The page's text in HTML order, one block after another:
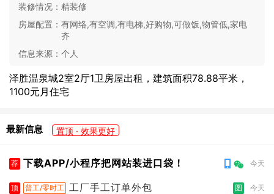
装修情况： 精装修
房屋配置： 有网络,有空调,有电梯,好购物,可做饭,物管低,家电
齐
信息来源： 个人
泽胜温泉城2室2厅1卫房屋出租，建筑面积78.88平米，
1100元月住宅
最新信息 置顶 · 效果更好
荐 下载APP/小程序把网站装进口袋！ 今天
顶 普工/零时工 工厂手工订单外包 图 今天